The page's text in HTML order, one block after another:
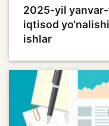
2025-yil
iqtisod
ishlar